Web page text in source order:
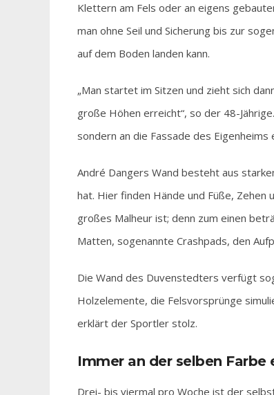
Klettern am Fels oder an eigens
man ohne Seil und Sicherung bis zur
auf dem Boden landen kann.
„Man startet im Sitzen und zieht sich
große Höhen erreicht“, so der 48-
sondern an die Fassade des Eigenheims
André Dangers Wand besteht aus
hat. Hier finden Hände und Füße,
großes Malheur ist; denn zum einen
Matten, sogenannte Crashpads, den
Die Wand des Duvenstedters verfügt
Holzelemente, die Felsvorsprünge
erklärt der Sportler stolz.
Immer an der selben Farbe
Drei- bis viermal pro Woche ist der